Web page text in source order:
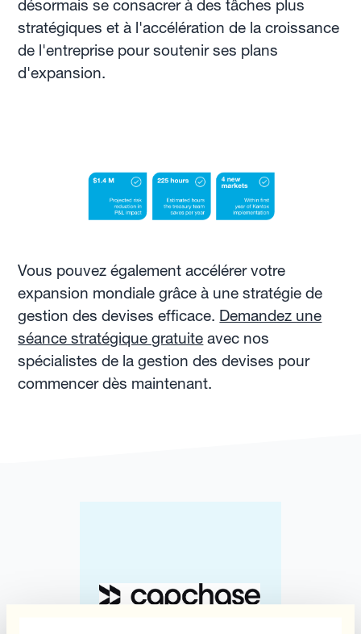
désormais se consacrer à des tâches plus
stratégiques et à l'accélération de la croissance
de l'entreprise pour soutenir ses plans
d'expansion.
Vous pouvez également accélérer votre
expansion mondiale grâce à une stratégie de
gestion des devises efficace. Demandez une
séance stratégique gratuite avec nos
spécialistes de la gestion des devises pour
commencer dès maintenant.